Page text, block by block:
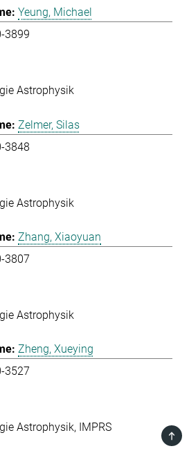
Yeung, Michael
3899
Astrophysik
Zelmer, Silas
3848
Astrophysik
Zhang, Xiaoyuan
3807
Astrophysik
Zheng, Xueying
3527
Astrophysik
IMPRS
TOP